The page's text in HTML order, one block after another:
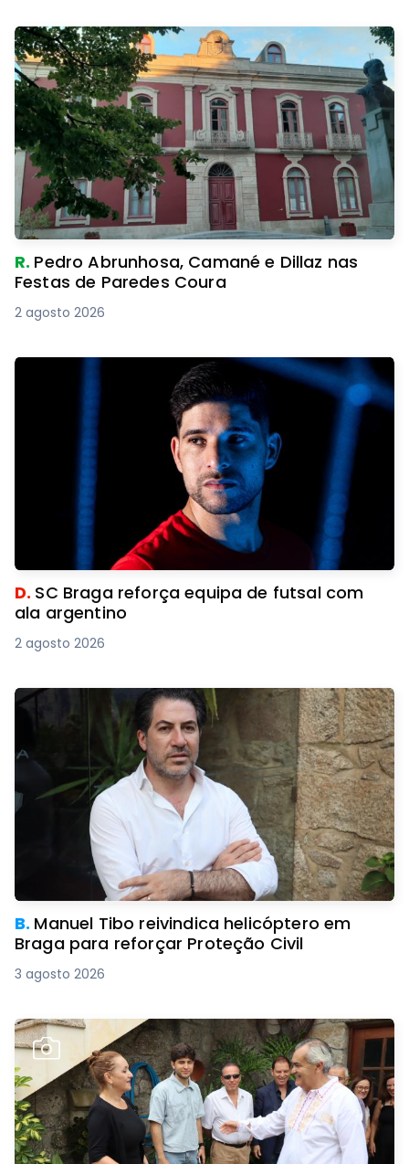
R. Pedro Abrunhosa, Camané e Dillaz nas
Festas de Paredes Coura
2 agosto 2026
D. SC Braga reforça equipa de futsal com
ala argentino
2 agosto 2026
B. Manuel Tibo reivindica helicóptero em
Braga para reforçar Proteção Civil
3 agosto 2026